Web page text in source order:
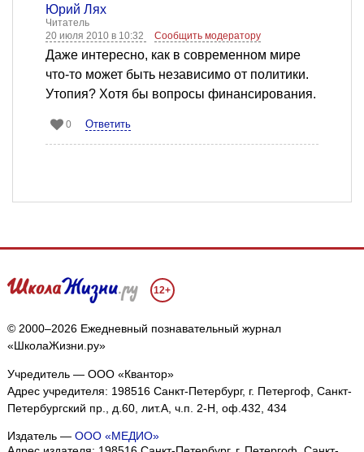
Юрий Лях
Читатель
20 июля 2010 в 10:32
Сообщить модератору
Даже интересно, как в современном мире
что-то может быть независимо от политики.
Утопия? Хотя бы вопросы финансирования.
0 Ответить
12+
© 2000–2026 Ежедневный познавательный журнал
«ШколаЖизни.ру»
Учредитель — ООО «Квантор»
Адрес учредителя: 198516 Санкт-Петербург, г. Петергоф, Санкт-
Петербургский пр., д.60, лит.А, ч.п. 2-Н, оф.432, 434
Издатель — ООО «МЕДИО»